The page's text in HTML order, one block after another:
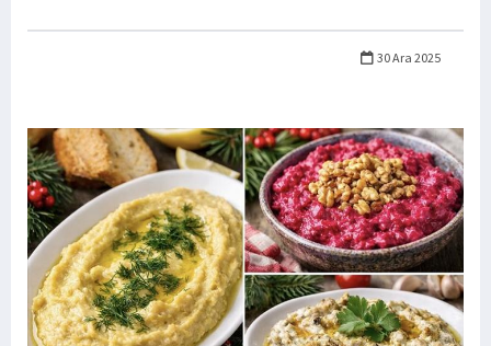
30 Ara 2025